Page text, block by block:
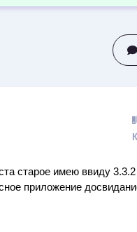
старое имею ввиду
приложение